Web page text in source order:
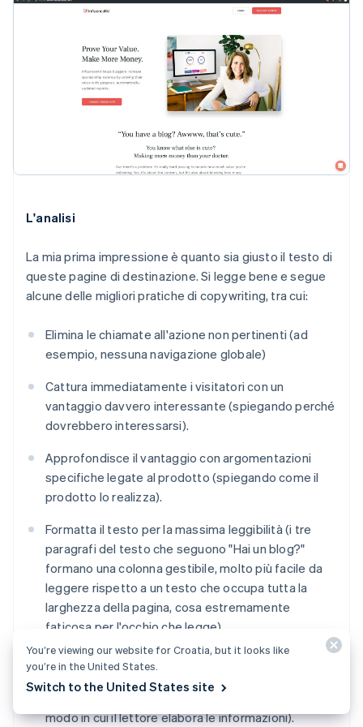
L'analisi
La mia prima impressione è quanto sia giusto il testo di
queste pagine di destinazione. Si legge bene e segue
alcune delle migliori pratiche di copywriting, tra cui:
Elimina le chiamate all'azione non pertinenti (ad
esempio, nessuna navigazione globale)
Cattura immediatamente i visitatori con un
vantaggio davvero interessante (spiegando perché
dovrebbero interessarsi).
Approfondisce il vantaggio con argomentazioni
specifiche legate al prodotto (spiegando come il
prodotto lo realizza).
Formatta il testo per la massima leggibilità (i tre
paragrafi del testo che seguono "Hai un blog?"
formano una colonna gestibile, molto più facile da
leggere rispetto a un testo che occupa tutta la
larghezza della pagina, cosa estremamente
faticosa per l'occhio che legge).
Usa un tono di voce presente ma non invadente
(con poche eccezioni, il tono è stato usato solo nei
modo in cui il lettore elabora le informazioni).
You’re viewing our website for Croatia, but it looks like
you’re in the United States.
Switch to the United States site